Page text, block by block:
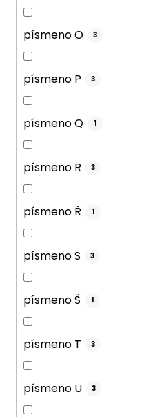
písmeno O 3
písmeno P 3
písmeno Q 1
písmeno R 3
písmeno Ř 1
písmeno S 3
písmeno Š 1
písmeno T 3
písmeno U 3